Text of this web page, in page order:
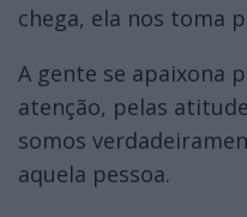
chega, ela nos toma
A gente se apaixona
atenção, pelas
somos
aquela pessoa.